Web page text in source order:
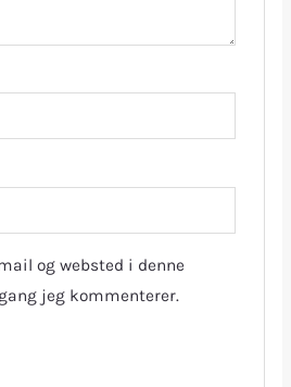
og websted i denne
jeg kommenterer.